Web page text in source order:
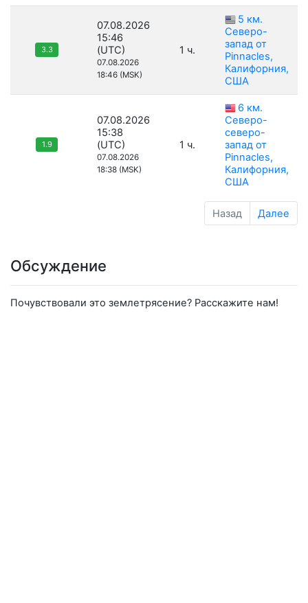
3.3
07.08.2026
15:46
(UTC)
07.08.2026
18:46 (MSK)
1 ч.
5 км.
Северо-
запад от
Pinnacles,
Калифорния,
США
1.9
07.08.2026
15:38
(UTC)
07.08.2026
18:38 (MSK)
1 ч.
6 км.
Северо-
северо-
запад от
Pinnacles,
Калифорния,
США
Назад Далее
Обсуждение
Почувствовали это землетрясение? Расскажите нам!